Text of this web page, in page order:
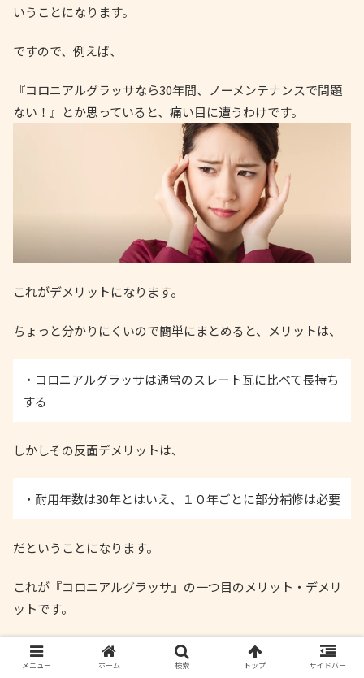
いうことになります。
ですので、例えば、
『コロニアルグラッサなら30年間、ノーメンテナンスで問題
ない！』とか思っていると、痛い目に遭うわけです。
これがデメリットになります。
ちょっと分かりにくいので簡単にまとめると、メリットは、
・コロニアルグラッサは通常のスレート瓦に比べて長持ち
する
しかしその反面デメリットは、
・耐用年数は30年とはいえ、１０年ごとに部分補修は必要
だということになります。
これが『コロニアルグラッサ』の一つ目のメリット・デメリ
ットです。
メニュー ホーム 検索 トップ サイドバー